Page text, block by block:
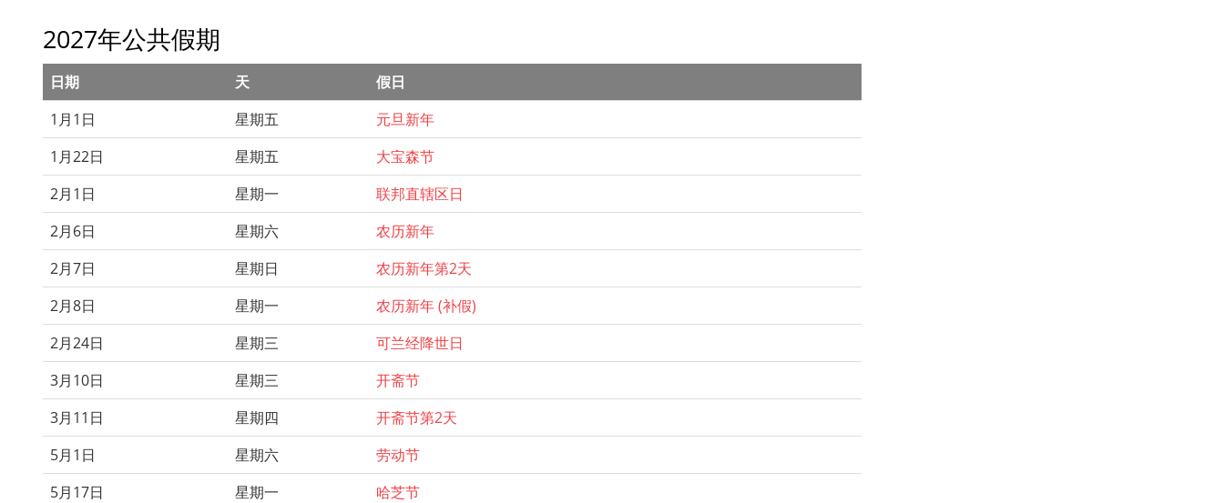
2027年公共假期
日期 天
假日
1月1日
星期五
元旦新年
1月22日
星期五
大宝森节
2月1日
星期一
联邦直辖区日
2月6日
星期六
农历新年
2月7日
星期日
农历新年第2天
2月8日
星期一
农历新年 (补假)
2月24日
星期三
可兰经降世日
3月10日
星期三
开斋节
3月11日
星期四
开斋节第2天
5月1日
星期六
劳动节
5月17日
星期一
哈芝节